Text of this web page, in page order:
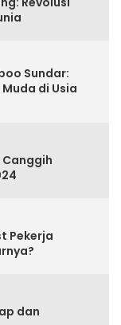
Sundar:
di Usia
Canggih
Pekerja
dan